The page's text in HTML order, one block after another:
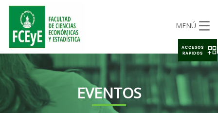
MENÚ
EVENTOS
ACCESOS
RAPIDOS